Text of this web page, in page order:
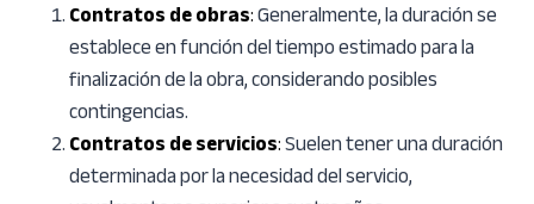
Contratos de obras:Generalmente, la duración se
establece en función del tiempo estimado para la
finalización de la obra, considerando posibles
contingencias.
Contratos de servicios:Suelen tener una duración
determinada por la necesidad del servicio,